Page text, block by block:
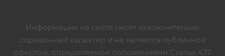
Информация на сайте несёт исключительно
справочный характер и не является публичной
офертой, определяемой положениями Статьи 437